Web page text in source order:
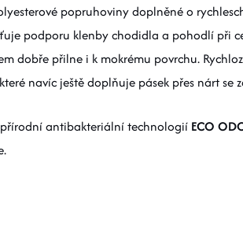
popruhoviny doplněné o
podporu klenby chodidla a pohodlí při
dobře přilne i k mokrému povrchu.
navíc ještě doplňuje pásek přes nárt se
antibakteriální technologií ECO